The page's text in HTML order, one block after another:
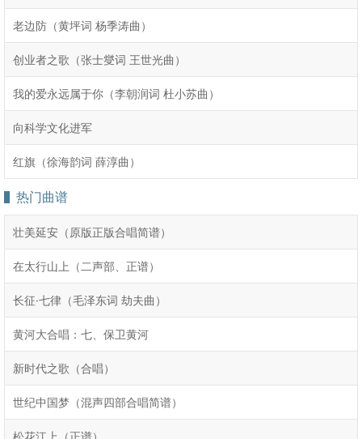
老边防（黄坪词 杨季涛曲）
创业者之歌（张士燮词 王世光曲）
我的爱永远属于你（李朝润词 杜小苏曲）
向科学文化进军
红旗（徐海韵词 薛淳曲）
热门曲谱
壮美延安（原版正版合唱简谱）
在太行山上（二声部、正谱）
长征·七律（毛泽东词 劫夫曲）
黄河大合唱：七、保卫黄河
新时代之歌（合唱）
世纪中国梦（混声四部合唱简谱）
松花江上（正谱）